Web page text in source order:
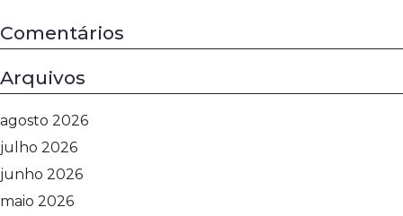
Comentários
Arquivos
agosto 2026
julho 2026
junho 2026
maio 2026